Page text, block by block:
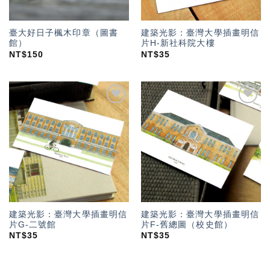
臺大好日子楓木印章（圖書
館）
NT$150
建築光影：臺灣大學插畫明信
片H-新社科院大樓
NT$35
加入
「願
望輕
單」
建築光影：臺灣大學插畫明信
片G-二號館
NT$35
加入
「願
望輕
單」
建築光影：臺灣大學插畫明信
片F-舊總圖（校史館）
NT$35